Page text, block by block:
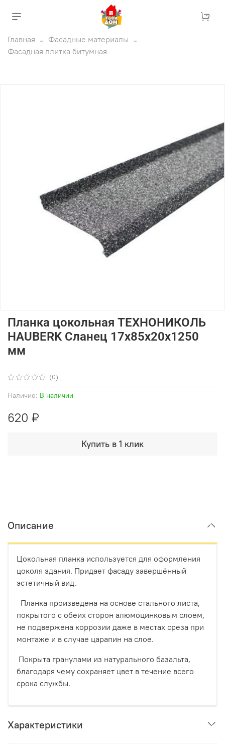
Главная
Фасадные материалы
Фасадная плитка битумная
(0)
Наличие: В наличии
Планка цокольная ТЕХНОНИКОЛЬ
HAUBERK Сланец 17х85х20х1250
мм
620 ₽
Купить в 1 клик
Описание
Цокольная планка используется для оформления
цоколя здания. Придает фасаду завершённый
эстетичный вид.
Планка произведена на основе стального листа,
покрытого с обеих сторон алюмоцинковым слоем,
не подвержена коррозии даже в местах среза при
монтаже и в случае царапин на слое.
Покрыта гранулами из натурального базальта,
благодаря чему сохраняет цвет в течение всего
срока службы.
Характеристики